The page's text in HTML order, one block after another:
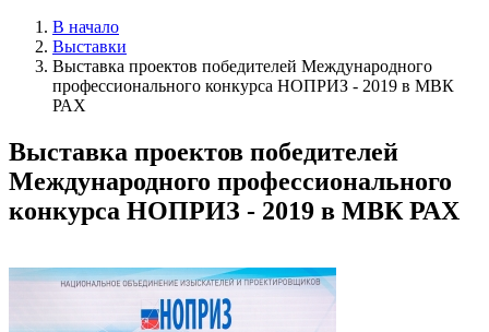
В начало
Выставки
Выставка проектов победителей Международного
профессионального конкурса НОПРИЗ - 2019 в МВК
РАХ
Выставка проектов победителей
Международного профессионального
конкурса НОПРИЗ - 2019 в МВК РАХ